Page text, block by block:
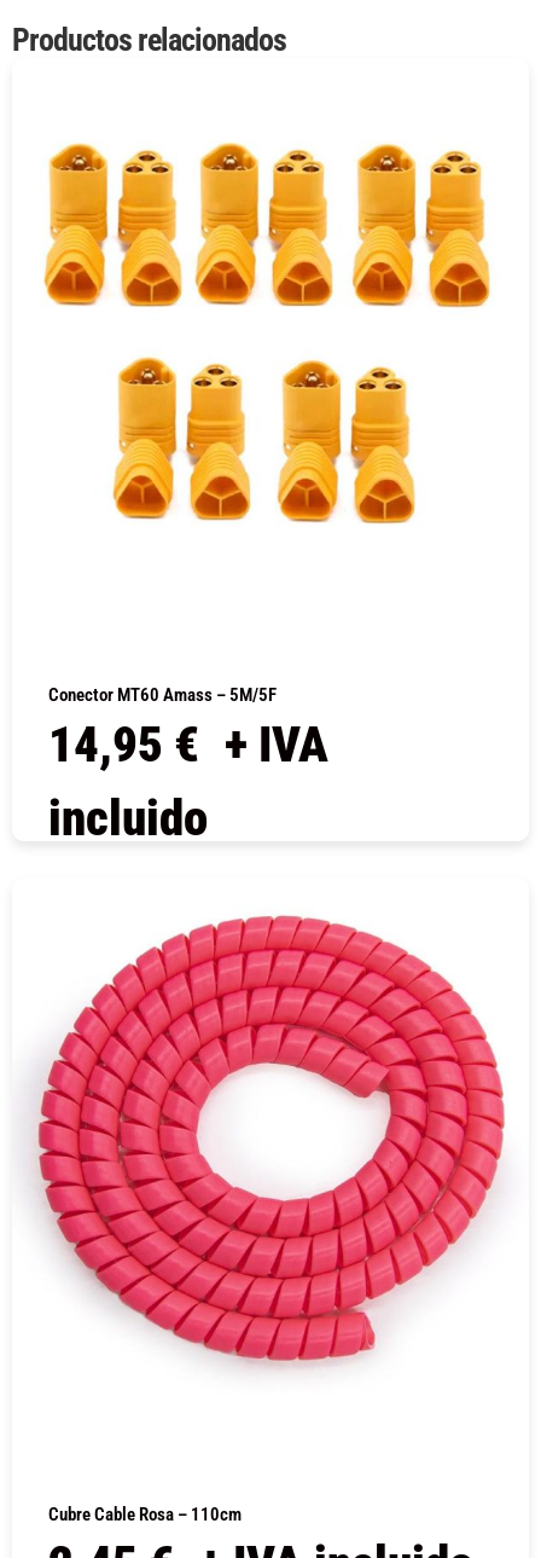
Productos relacionados
Conector MT60 Amass – 5M/5F
14,95 € + IVA
incluido
Cubre Cable Rosa – 110cm